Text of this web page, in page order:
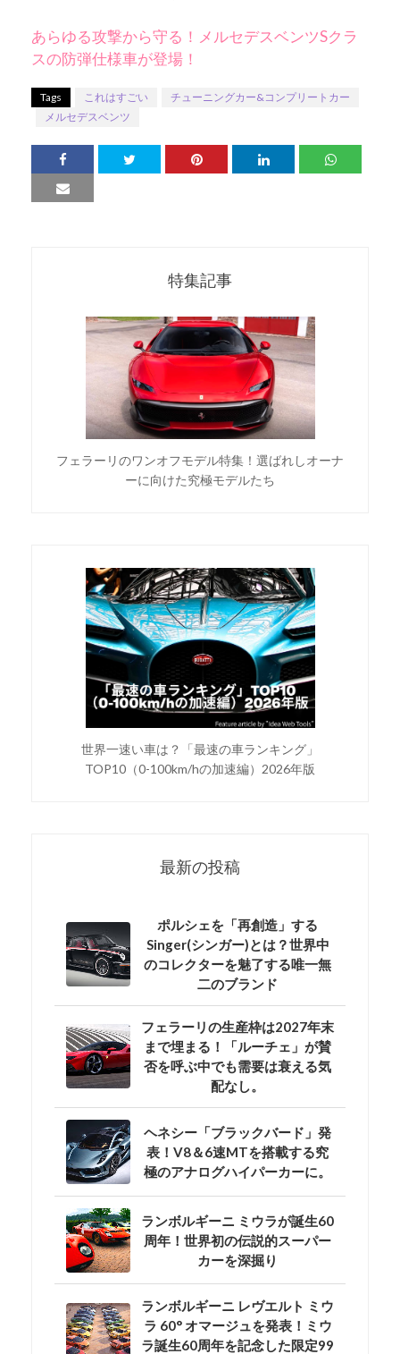
あらゆる攻撃から守る！メルセデスベンツSクラ
スの防弾仕様車が登場！
Tags これはすごい
チューニングカー&コンプリートカー
メルセデスベンツ
特集記事
フェラーリのワンオフモデル特集！選ばれしオーナ
ーに向けた究極モデルたち
世界一速い車は？「最速の車ランキング」
TOP10（0-100km/hの加速編）2026年版
最新の投稿
ポルシェを「再創造」する
Singer(シンガー)とは？世界中
のコレクターを魅了する唯一無
二のブランド
フェラーリの生産枠は2027年末
まで埋まる！「ルーチェ」が賛
否を呼ぶ中でも需要は衰える気
配なし。
ヘネシー「ブラックバード」発
表！V8＆6速MTを搭載する究
極のアナログハイパーカーに。
ランボルギーニ ミウラが誕生60
周年！世界初の伝説的スーパー
カーを深掘り
ランボルギーニ レヴエルト ミウ
ラ 60° オマージュを発表！ミウ
ラ誕生60周年を記念した限定99